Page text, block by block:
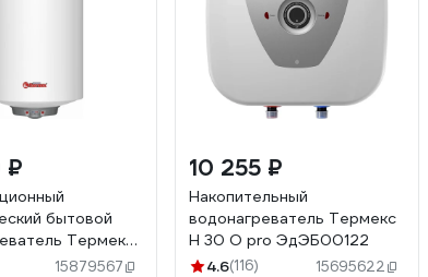
₽
бытовой
Термекс
Slim ЭдЭБ00259
15879567
10 255 ₽
Накопительный
водонагреватель Термекс
H 30 O pro ЭдЭБ00122
4.6(116) 15695622